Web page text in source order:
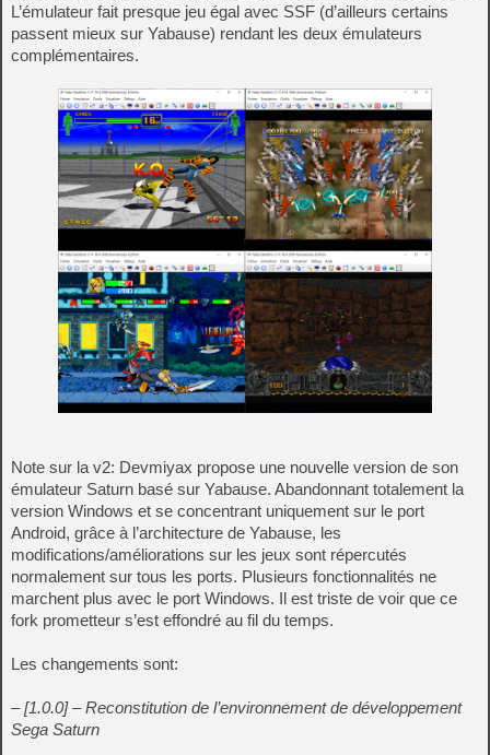
L’émulateur fait presque jeu égal avec SSF (d’ailleurs certains
passent mieux sur Yabause) rendant les deux émulateurs
complémentaires.
Note sur la v2: Devmiyax propose une nouvelle version de son
émulateur Saturn basé sur Yabause. Abandonnant totalement la
version Windows et se concentrant uniquement sur le port
Android, grâce à l’architecture de Yabause, les
modifications/améliorations sur les jeux sont répercutés
normalement sur tous les ports. Plusieurs fonctionnalités ne
marchent plus avec le port Windows. Il est triste de voir que ce
fork prometteur s’est effondré au fil du temps.
Les changements sont:
– [1.0.0] – Reconstitution de l’environnement de développement
Sega Saturn